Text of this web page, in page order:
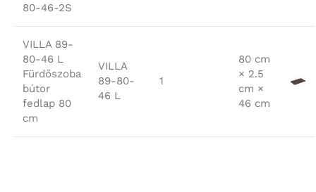
80-46-2S
VILLA 89-
80-46 L
Fürdőszoba
bútor
fedlap 80
cm
VILLA
89-80-
46 L
1
80 cm
× 2.5
cm ×
46 cm